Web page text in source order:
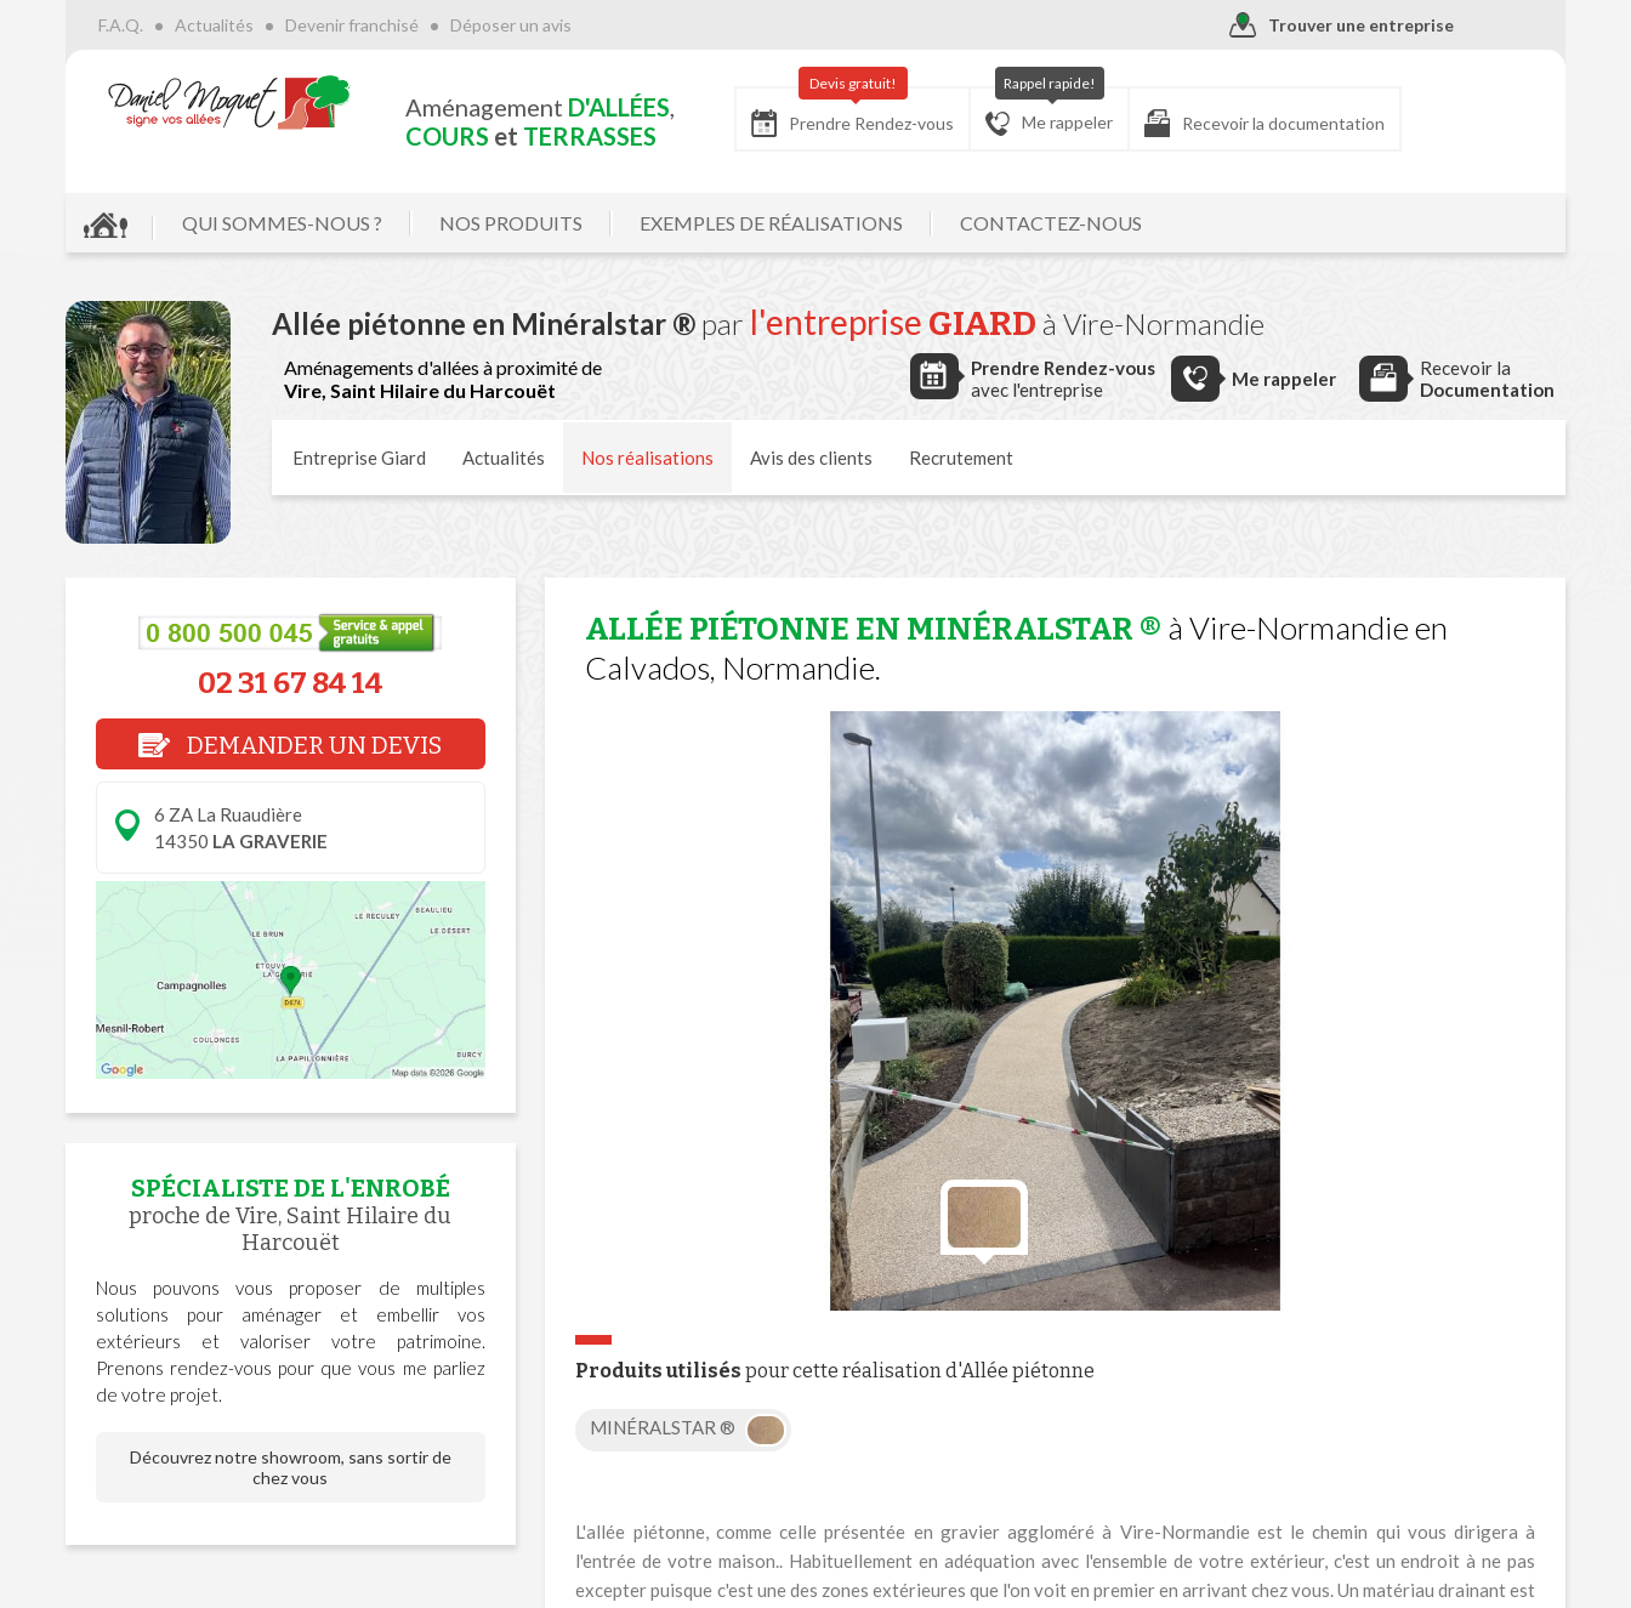
Trouver une entreprise
F.A.Q. Actualités Devenir franchisé Déposer un avis
Aménagement D'ALLÉES,
COURS et TERRASSES Prendre Rendez-vous
Devis gratuit!
Me rappeler
Rappel rapide!
Recevoir la documentation
QUI SOMMES-NOUS ? NOS PRODUITS EXEMPLES DE RÉALISATIONS CONTACTEZ-NOUS
Allée piétonne en Minéralstar ®par l'entreprise GIARD à Vire-Normandie
Aménagements d'allées à proximité de
Vire, Saint Hilaire du Harcouët
Prendre Rendez-vous
avec l'entreprise
Me rappeler
Recevoir la
Documentation
Entreprise Giard Actualités Nos réalisations Avis des clients Recrutement
02 31 67 84 14
DEMANDER UN DEVIS
6 ZA La Ruaudière
14350 LA GRAVERIE
SPÉCIALISTE DE L'ENROBÉ
proche de Vire, Saint Hilaire du
Harcouët
Nous pouvons vous proposer de multiples
solutions pour aménager et embellir vos
extérieurs et valoriser votre patrimoine.
Prenons rendez-vous pour que vous me parliez
de votre projet.
Découvrez notre showroom, sans sortir de
chez vous
ALLÉE PIÉTONNE EN MINÉRALSTAR ® à Vire-Normandie en
Calvados, Normandie.
Produits utilisés pour cette réalisation d'Allée piétonne
MINÉRALSTAR ®
L'allée piétonne, comme celle présentée en gravier aggloméré à Vire-Normandie est le chemin qui vous dirigera à
l'entrée de votre maison.. Habituellement en adéquation avec l'ensemble de votre extérieur, c'est un endroit à ne pas
excepter puisque c'est une des zones extérieures que l'on voit en premier en arrivant chez vous. Un matériau drainant est